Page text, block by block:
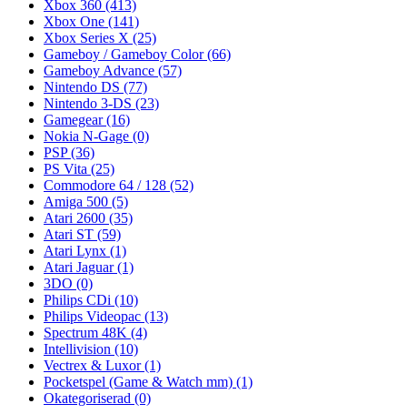
Xbox 360 (413)
Xbox One (141)
Xbox Series X (25)
Gameboy / Gameboy Color(66)
Gameboy Advance (57)
Nintendo DS (77)
Nintendo 3-DS (23)
Gamegear(16)
Nokia N-Gage (0)
PSP(36)
PS Vita (25)
Commodore 64 / 128 (52)
Amiga 500 (5)
Atari 2600 (35)
Atari ST (59)
Atari Lynx (1)
Atari Jaguar(1)
3DO (0)
Philips CDi (10)
Philips Videopac (13)
Spectrum 48K (4)
Intellivision (10)
Vectrex & Luxor(1)
Pocketspel (Game & Watch mm) (1)
Okategoriserad (0)